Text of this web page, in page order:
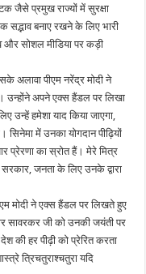
जैसे प्रमुख राज्यों में सुरक्षा
सद्भाव बनाए रखने के लिए भारी
और सोशल मीडिया पर कड़ी
अलावा पीएम नरेंद्र मोदी ने
उन्होंने अपने एक्स हैंडल पर लिखा
उन्हें हमेशा याद किया जाएगा,
सिनेमा में उनका योगदान पीढ़ियों
प्रेरणा का स्रोत हैं। मेरे मित्र
जनता के लिए उनके द्वारा
मोदी ने एक्स हैंडल पर लिखते हुए
सावरकर जी को उनकी जयंती पर
की हर पीढ़ी को प्रेरित करता
त्रिचतुराश्चतुरा यदि